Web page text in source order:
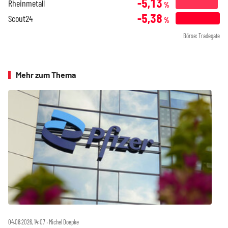
Rheinmetall %
Scout24 -5,38 %
Börse: Tradegate
Mehr zum Thema
04.08.2026, 14:07 ‧ Michel Doepke